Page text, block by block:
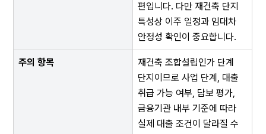
편입니다. 다만 재건축 단지
특성상 이주 일정과 임대차
안정성 확인이 중요합니다.
주의 항목
재건축 조합설립인가 단계
단지이므로 사업 단계, 대출
취급 가능 여부, 담보 평가,
금융기관 내부 기준에 따라
실제 대출 조건이 달라질 수